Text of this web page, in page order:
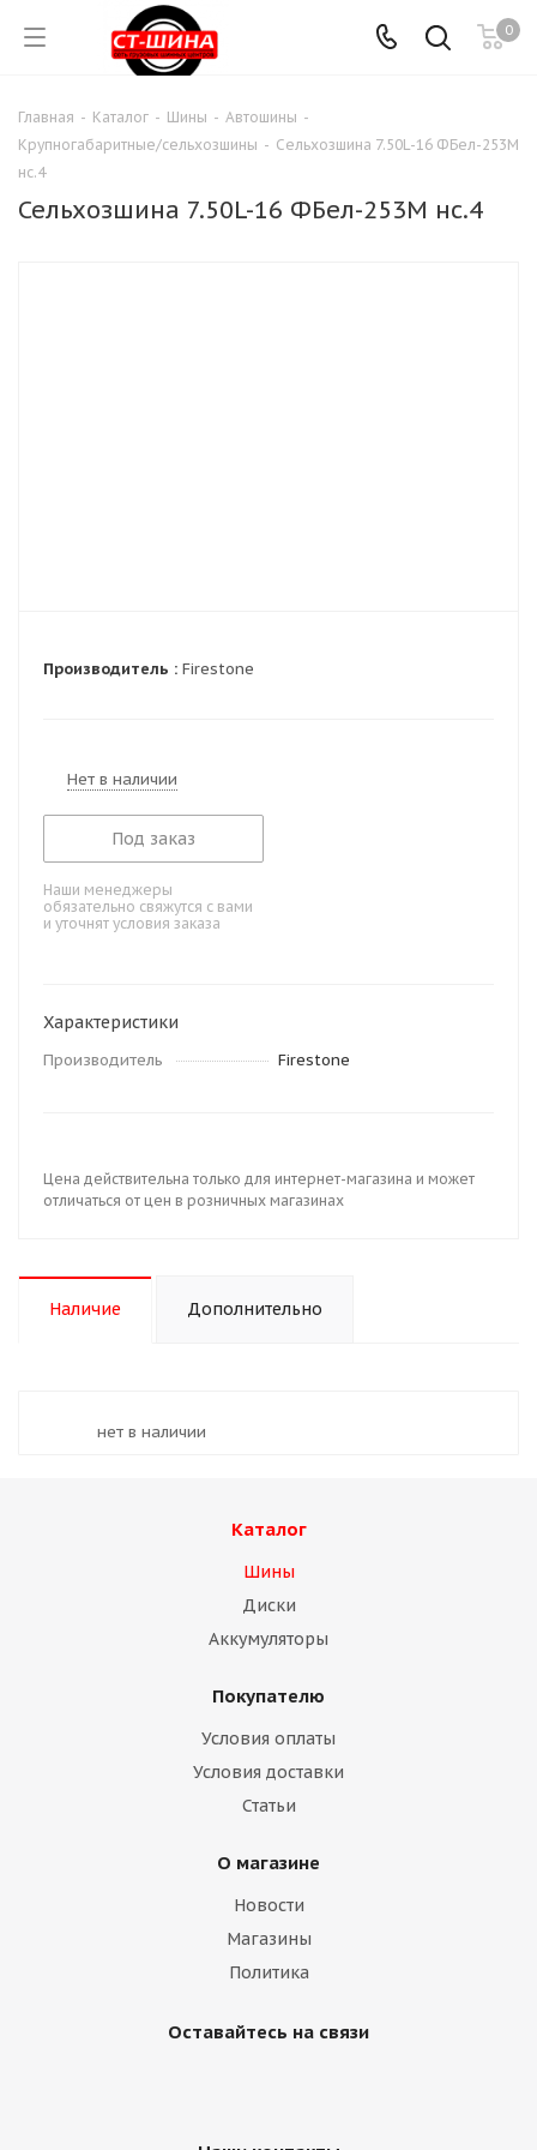
0
Главная - Каталог - Шины - Автошины -
Крупногабаритные/сельхозшины - Сельхозшина 7.50L-16 ФБел-253М
нс.4
Сельхозшина 7.50L-16 ФБел-253М нс.4
Производитель : Firestone
Нет в наличии
Под заказ
Наши менеджеры
обязательно свяжутся с вами
и уточнят условия заказа
Характеристики
Производитель Firestone
Цена действительна только для интернет-магазина и может
отличаться от цен в розничных магазинах
Наличие Дополнительно
Нет в наличии
Каталог
Шины
Диски
Аккумуляторы
Покупателю
Условия оплаты
Условия доставки
Статьи
О магазине
Новости
Магазины
Политика
Оставайтесь на связи